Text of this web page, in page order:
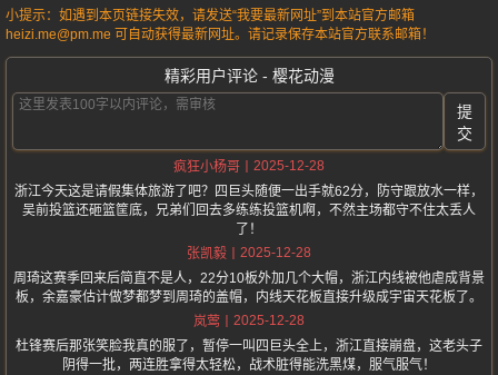
小提示：如遇到本页链接失效，请发送“我要最新网址”到本站官方邮箱
heizi.me@pm.me 可自动获得最新网址。请记录保存本站官方联系邮箱！
精彩用户评论 - 樱花动漫
提
交
疯狂小杨哥
2025-12-28
浙江今天这是请假集体旅游了吧？四巨头随便一出手就62分，防守跟放水一样，
吴前投篮还砸篮筐底，兄弟们回去多练练投篮机啊，不然主场都守不住太丢人
了！
张凯毅
2025-12-28
周琦这赛季回来后简直不是人，22分10板外加几个大帽，浙江内线被他虐成背景
板，余嘉豪估计做梦都梦到周琦的盖帽，内线天花板直接升级成宇宙天花板了。
岚莺
2025-12-28
杜锋赛后那张笑脸我真的服了，暂停一叫四巨头全上，浙江直接崩盘，这老头子
阴得一批，两连胜拿得太轻松，战术脏得能洗黑煤，服气服气！